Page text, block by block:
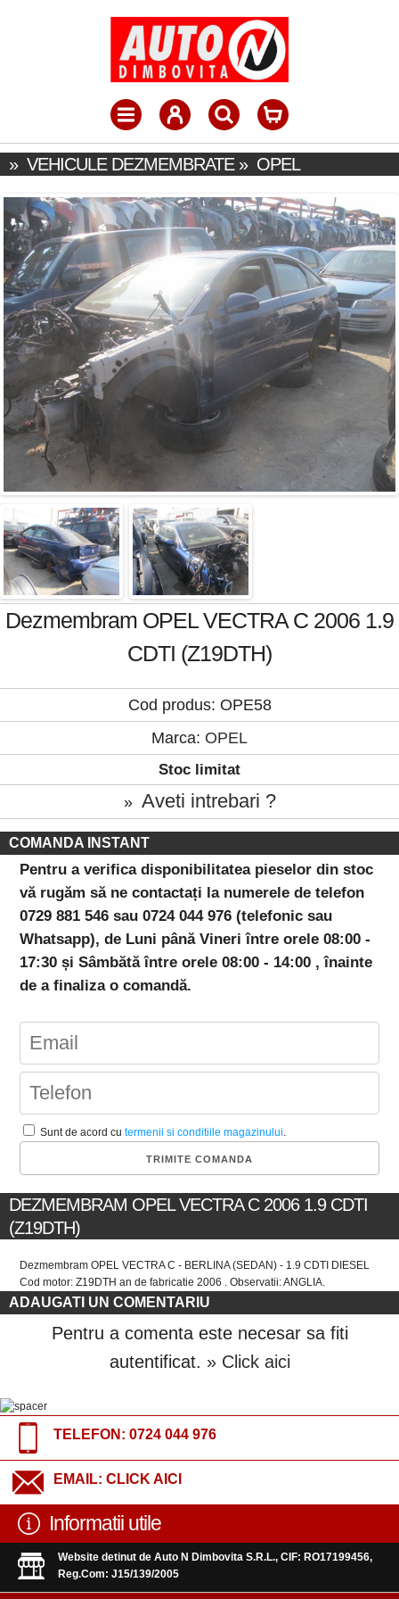
» VEHICULE DEZMEMBRATE» OPEL
Dezmembram OPEL VECTRA C 2006 1.9
CDTI (Z19DTH)
Cod produs: OPE58
Marca: OPEL
Stoc limitat
» Aveti intrebari ?
COMANDA INSTANT
Pentru a verifica disponibilitatea pieselor din stoc
vă rugăm să ne contactați la numerele de telefon
0729 881 546 sau 0724 044 976 (telefonic sau
Whatsapp), de Luni până Vineri între orele 08:00 -
17:30 și Sâmbătă între orele 08:00 - 14:00 , înainte
de a finaliza o comandă.
Sunt de acord cutermenii si conditiile magazinului.
DEZMEMBRAM OPEL VECTRA C 2006 1.9 CDTI
(Z19DTH)
Dezmembram OPEL VECTRA C - BERLINA (SEDAN) - 1.9 CDTI DIESEL
Cod motor: Z19DTH an de fabricatie 2006 . Observatii: ANGLIA.
ADAUGATI UN COMENTARIU
Pentru a comenta este necesar sa fiti
autentificat. » Click aici
TELEFON: 0724 044 976
EMAIL: CLICK AICI
Informatii utile
Website detinut de Auto N Dimbovita S.R.L., CIF: RO17199456,
Reg.Com: J15/139/2005